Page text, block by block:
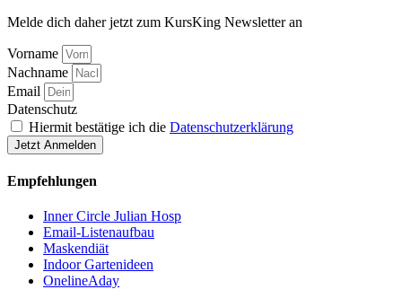
Melde dich daher jetzt zum KursKing Newsletter an
Vorname
Nachname
Email
Datenschutz
Hiermit bestätige ich die Datenschutzerklärung
Jetzt Anmelden
Empfehlungen
Inner Circle Julian Hosp
Email-Listenaufbau
Maskendiät
Indoor Gartenideen
OnelineAday